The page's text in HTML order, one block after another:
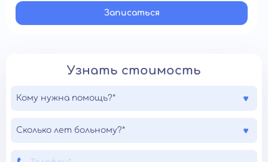
Записатьcя
Узнать стоимость
Кому нужна помощь?*
Сколько лет больному?*